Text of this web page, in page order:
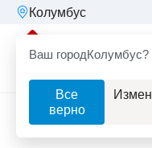
Колумбус
Ваш городКолумбус?
Все
верно